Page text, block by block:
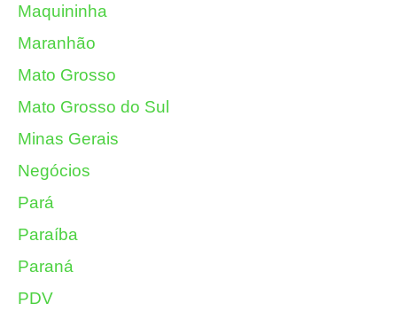
Maquininha
Maranhão
Mato Grosso
Mato Grosso do Sul
Minas Gerais
Negócios
Pará
Paraíba
Paraná
PDV